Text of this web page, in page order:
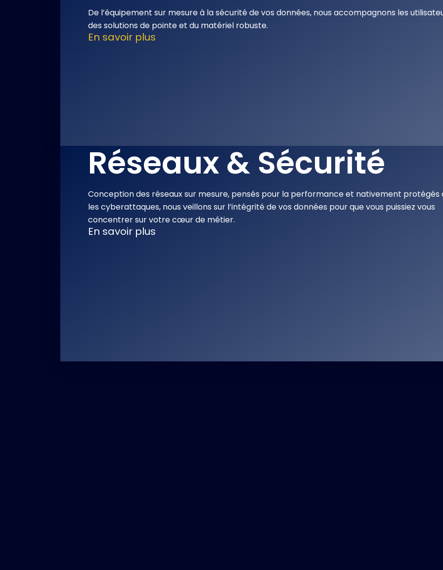
De l’équipement sur mesure à la sécurité de vos données, nous accompagnons les
des solutions de pointe et du matériel robuste.
En savoir plus
Réseaux & Sécurité
Conception des réseaux sur mesure, pensés pour la performance et nativement
les cyberattaques, nous veillons sur l’intégrité de vos données pour que vous puissiez vous
concentrer sur votre cœur de métier.
En savoir plus